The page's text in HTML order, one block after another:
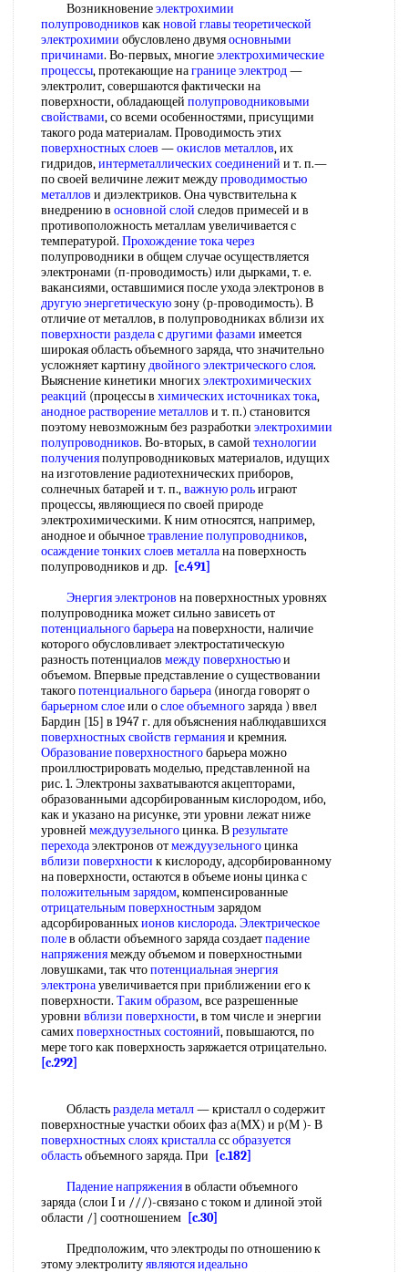
Возникновениеэлектрохимии
полупроводников какновой главытеоретической
электрохимии обусловлено двумяосновными
причинами. Во-первых, многиеэлектрохимические
процессы, протекающие награнице электрод—
электролит, совершаются фактически на
поверхности, обладающей полупроводниковыми
свойствами, со всеми особенностями, присущими
такого рода материалам. Проводимость этих
поверхностных слоев —окислов металлов, их
гидридов,интерметаллических соединений и т. п.—
по своей величине лежит междупроводимостью
металлов и диэлектриков. Она чувствительна к
внедрению в основной слой следов примесей и в
противоположность металлам увеличивается с
температурой. Прохождение тока через
полупроводники в общем случае осуществляется
электронами (п-проводимость) или дырками, т. е.
вакансиями, оставшимися после ухода электронов в
другую энергетическуюзону (р-проводимость). В
отличие от металлов, в полупроводниках вблизи их
поверхности разделасдругими фазами имеется
широкая область объемного заряда, что значительно
усложняет картинудвойного электрического слоя.
Выяснение кинетики многихэлектрохимических
реакций (процессы в химических источниках тока,
анодное растворение металлов и т. п.) становится
поэтому невозможным без разработки электрохимии
полупроводников. Во-вторых, в самой технологии
полученияполупроводниковых материалов, идущих
на изготовление радиотехнических приборов,
солнечных батарей и т. п.,важную рольиграют
процессы, являющиеся по своей природе
электрохимическими. К ним относятся, например,
анодное и обычноетравление полупроводников,
осаждение тонкихслоев металлана поверхность
полупроводников и др.
[c.491]
Энергия электронов на поверхностных уровнях
полупроводника может сильно зависеть от
потенциального барьерана поверхности, наличие
которого обусловливает электростатическую
разность потенциалов между поверхностьюи
объемом. Впервые представление о существовании
такогопотенциального барьера (иногда говорят о
барьерном слоеили ослое объемногозаряда ) ввел
Бардин [15] в 1947 г. для объяснения наблюдавшихся
поверхностных свойств германияи кремния.
Образование поверхностногобарьера можно
проиллюстрировать моделью, представленной на
рис. 1. Электроны захватываются акцепторами,
образованными адсорбированным кислородом, ибо,
как и указано на рисунке, эти уровни лежат ниже
уровней междуузельногоцинка. Врезультате
переходаэлектронов отмеждуузельногоцинка
вблизи поверхности к кислороду, адсорбированному
на поверхности, остаются в объеме ионы цинка с
положительным зарядом, компенсированные
отрицательным поверхностнымзарядом
адсорбированныхионов кислорода. Электрическое
полев области объемного заряда создаетпадение
напряжениямежду объемом и поверхностными
ловушками, так чтопотенциальная энергия
электронаувеличивается при приближении его к
поверхности. Таким образом, все разрешенные
уровни вблизи поверхности, в том числе и энергии
самихповерхностных состояний, повышаются, по
мере того как поверхность заряжается отрицательно.
[c.292]
Областьраздела металл— кристалл о содержит
поверхностные участки обоих фаз а(МХ) и р(М )- В
поверхностных слоях кристаллассобразуется
областьобъемного заряда. При
[c.182]
Падение напряженияв области объемного
заряда (слои I и ///)-связано с током и длиной этой
области /] соотношением [c.30]
Предположим, что электроды по отношению к
этому электролитуявляются идеально